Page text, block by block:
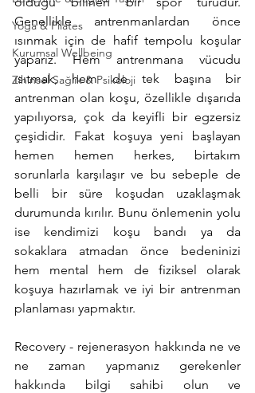
Yoga & Pilates
Kurumsal Wellbeing
Zihinsel Sağlık & Psikoloji
Genellikle antrenmanlardan önce
ısınmak için de hafif tempolu koşular
yaparız. Hem antrenmana vücudu
ısıtmak, hem de tek başına bir
antrenman olan koşu, özellikle dışarıda
yapılıyorsa, çok da keyifli bir egzersiz
çeşididir. Fakat koşuya yeni başlayan
hemen hemen herkes, birtakım
sorunlarla karşılaşır ve bu sebeple de
belli bir süre koşudan uzaklaşmak
durumunda kırılır. Bunu önlemenin yolu
ise kendimizi koşu bandı ya da
sokaklara atmadan önce bedeninizi
hem mental hem de fiziksel olarak
koşuya hazırlamak ve iyi bir antrenman
planlaması yapmaktır.
Recovery - rejenerasyon hakkında ne ve
ne zaman yapmanız gerekenler
hakkında bilgi sahibi olun ve